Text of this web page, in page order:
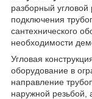
разборный
подключения
сантехнического
необходимости
Угловая
оборудование в
направление
наружной резьбой,